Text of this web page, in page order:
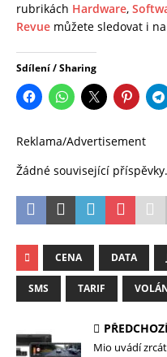
rubrikách Hardware,
Revue můžete sledovat i na
Sdílení / Sharing
Reklama/Advertisement
Žádné související příspěvky.
CENA DATA
SMS TARIF
PŘEDCHOZÍ
Mio uvádí